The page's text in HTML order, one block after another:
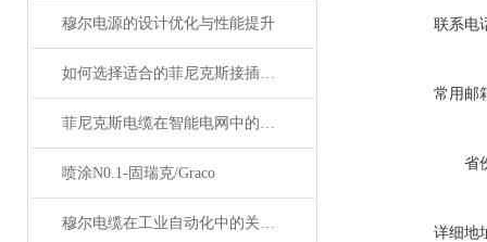
穆尔电源的设计优化与性能提升
如何选择适合的菲尼克斯接插件？
菲尼克斯电缆在智能电网中的应用
喷涂N0.1-固瑞克/Graco
穆尔电缆在工业自动化中的关键角色
联系电
常用邮
省
详细地